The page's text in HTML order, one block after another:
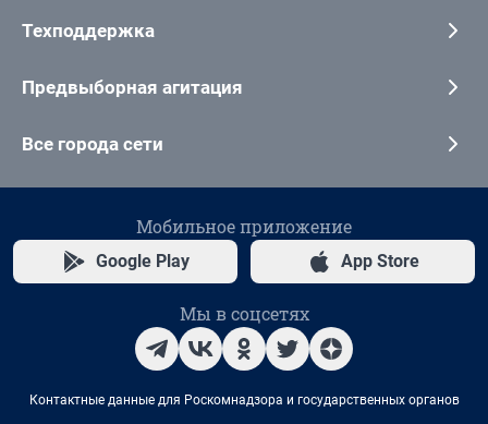
Техподдержка
Предвыборная агитация
Все города сети
Мобильное приложение
Google Play App Store
Мы в соцсетях
Контактные данные для Роскомнадзора и государственных органов